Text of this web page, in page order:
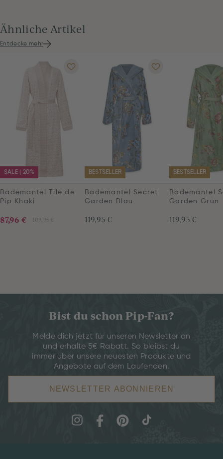
Ähnliche Artikel
Entdecke mehr
SALE | 20%
Bademantel Tile de
Pip Khaki
109,95 €
87,96 €
BESTSELLER
Bademantel Secret
Garden Blau
119,95 €
BESTSELLER
Bademantel
Garden Grün
119,95 €
Bist du schon Pip-Fan?
Melde dich jetzt für unseren Newsletter an
und erhalte 5€ Rabatt. So bleibst du
immer über unsere neuesten Produkte und
Angebote auf dem Laufenden.
NEWSLETTER ABONNIEREN